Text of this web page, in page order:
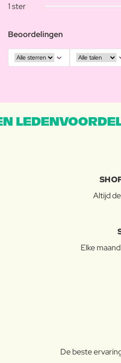
1 ster
Beoordelingen
Altijd
Elke
De beste